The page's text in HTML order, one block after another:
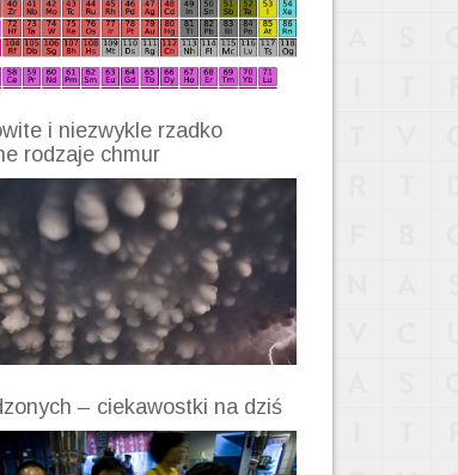
i niezwykle rzadko
rodzaje chmur
– ciekawostki na dziś